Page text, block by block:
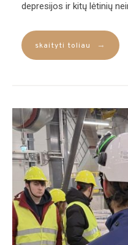
depresijos ir kitų lėtinių
skaityti toliau →